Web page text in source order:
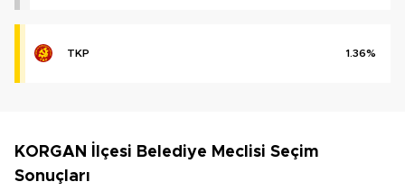
TKP 1.36%
KORGAN İlçesi Belediye Meclisi Seçim
Sonuçları